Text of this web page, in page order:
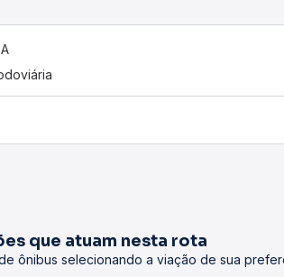
que atuam nesta rota
ônibus selecionando a viação de sua